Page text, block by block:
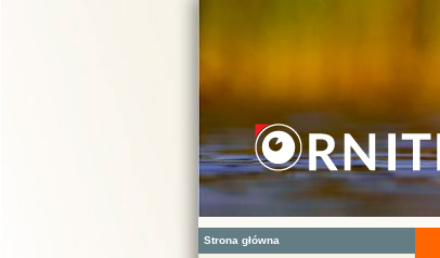
Strona główna